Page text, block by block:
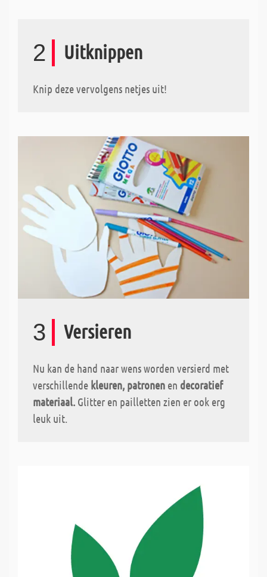
2 Uitknippen
Knip deze vervolgens netjes uit!
3 Versieren
Nu kan de hand naar wens worden versierd met
verschillende kleuren, patronen en decoratief
materiaal. Glitter en pailletten zien er ook erg
leuk uit.